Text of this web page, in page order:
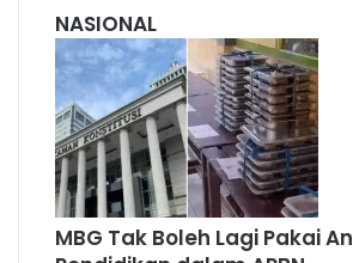
MBG Tak Boleh Lagi Pakai
Pendidikan dalam APBN
31/07/2026